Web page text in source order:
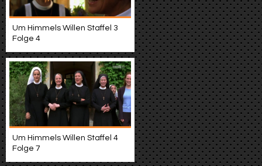
Um Himmels Willen Staffel 3
Folge 4
Um Himmels Willen Staffel 4
Folge 7